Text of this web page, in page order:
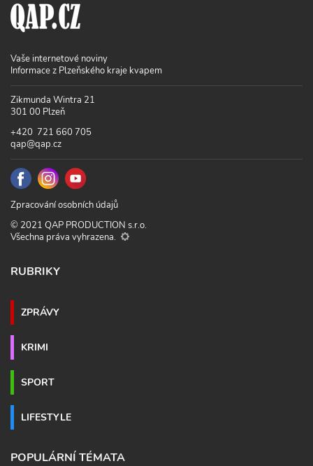
Vaše internetové noviny
Informace z Plzeňského kraje kvapem
Zikmunda Wintra 21
301 00 Plzeň
+420 721 660 705
qap@qap.cz
Zpracování osobních údajů
© 2021 QAP PRODUCTION s.r.o.
Všechna práva vyhrazena.
RUBRIKY
ZPRÁVY
KRIMI
SPORT
LIFESTYLE
POPULÁRNÍ TÉMATA